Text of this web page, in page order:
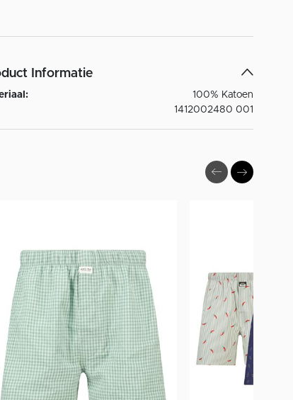
Informatie
100% Katoen
1412002480 001